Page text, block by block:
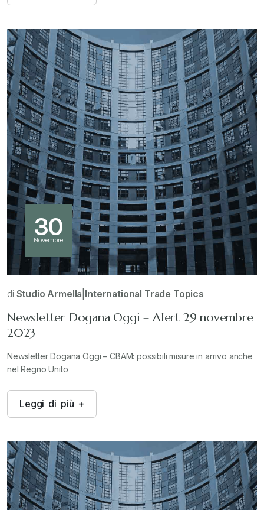
30
Novembre
di Studio Armella International Trade Topics
Newsletter Dogana Oggi – Alert 29 novembre
2023
Newsletter Dogana Oggi – CBAM: possibili misure in arrivo anche
nel Regno Unito
Leggi di più +